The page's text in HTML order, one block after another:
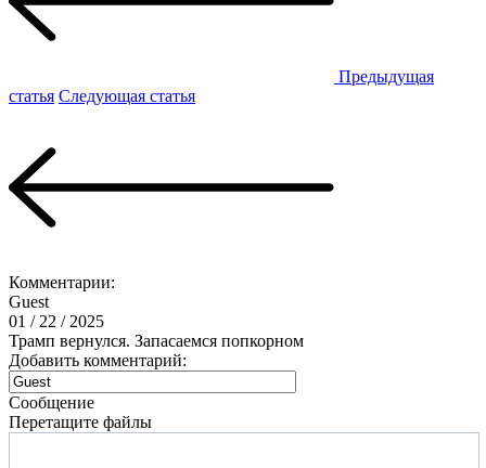
Предыдущая
статья Следующая статья
Комментарии:
Guest
01 / 22 / 2025
Трамп вернулся. Запасаемся попкорном
Добавить комментарий:
Сообщение
Перетащите файлы